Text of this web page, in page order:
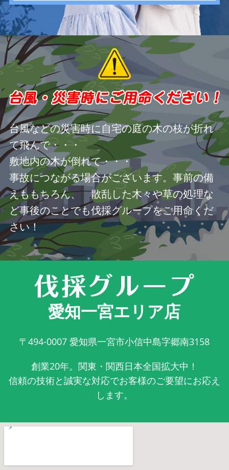
台風などの災害時に自宅の庭の木の枝が折れ
て飛んで・・・
敷地内の木が倒れて・・・
事故につながる場合がございます。事前の備
えももちろん、 散乱した木々や草の処理な
ど事後のことでも伐採グループをご用命くだ
さい！
愛知一宮エリア店
〒494-0007 愛知県一宮市小信中島字郷南3158
創業20年。関東・関西日本全国拡大中！
信頼の技術と誠実な対応でお客様のご要望にお応え
します。